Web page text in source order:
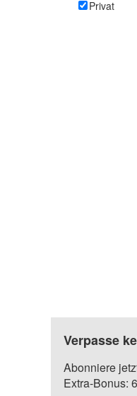
Privat
Verpasse
Abonniere
Extra-Bonus: